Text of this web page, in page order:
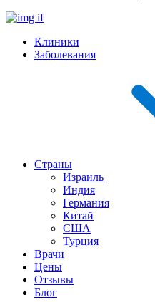
Клиники
Заболевания
Страны
Израиль
Индия
Германия
Китай
США
Турция
Врачи
Цены
Отзывы
Блог